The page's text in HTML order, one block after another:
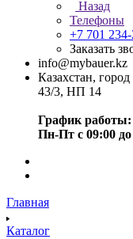
Назад
Телефоны
+7 701
Заказать
info@mybauer.kz
Казахстан,
43/3, НП 14
График работы:
Пн-Пт с 09:00 до
Главная
Каталог